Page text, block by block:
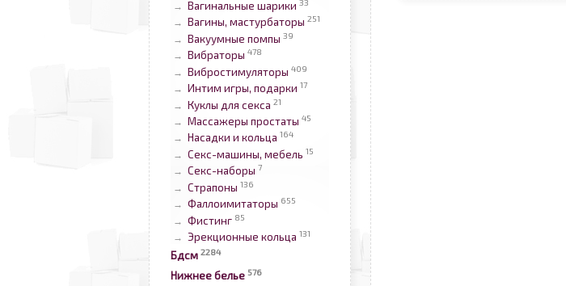
→ Вагинальные шарики
→ Вагины, мастурбаторы 251
→ Вакуумные помпы 39
→ Вибраторы 478
→ Вибростимуляторы 409
→ Интим игры, подарки 17
→ Куклы для секса 21
→ Массажеры простаты 45
→ Насадки и кольца 164
→ Секс-машины, мебель 15
→ Секс-наборы 7
→ Страпоны 136
→ Фаллоимитаторы 655
→ Фистинг 85
→ Эрекционные кольца 131
Бдсм 2284
Нижнее белье 576